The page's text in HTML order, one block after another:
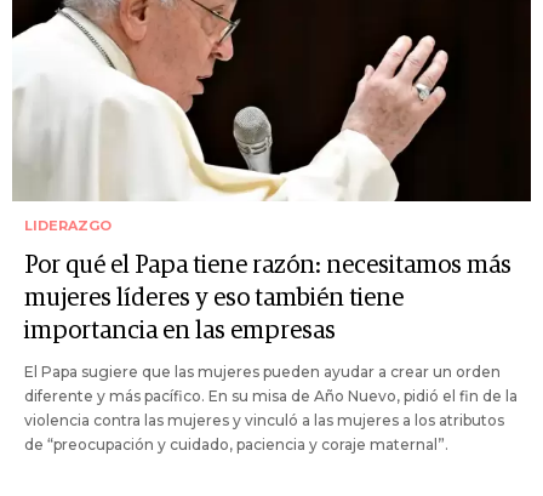
LIDERAZGO
Por qué el Papa tiene razón: necesitamos más
mujeres líderes y eso también tiene
importancia en las empresas
El Papa sugiere que las mujeres pueden ayudar a crear un orden
diferente y más pacífico. En su misa de Año Nuevo, pidió el fin de la
violencia contra las mujeres y vinculó a las mujeres a los atributos
de “preocupación y cuidado, paciencia y coraje maternal”.